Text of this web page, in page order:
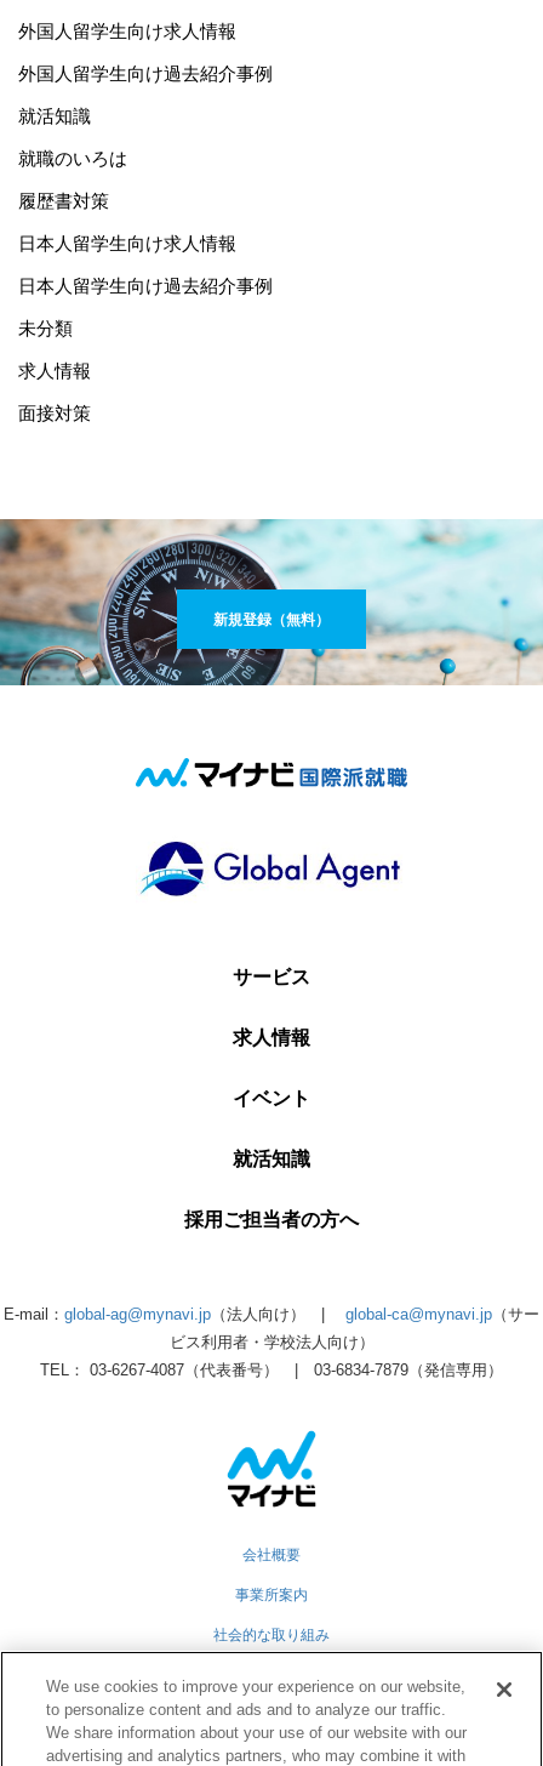
外国人留学生向け求人情報
外国人留学生向け過去紹介事例
就活知識
就職のいろは
履歴書対策
日本人留学生向け求人情報
日本人留学生向け過去紹介事例
未分類
求人情報
面接対策
新規登録（無料）
サービス
求人情報
イベント
就活知識
採用ご担当者の方へ
E-mail： global-ag@mynavi.jp （法人向け） | global-ca@mynavi.jp （サー
ビス利用者・学校法人向け）
TEL： 03-6267-4087（代表番号） | 03-6834-7879（発信専用）
会社概要
事業所案内
社会的な取り組み
グループ会社
個人情報保護方針
We use cookies to improve your experience on our website,
to personalize content and ads and to analyze our traffic.
We share information about your use of our website with our
advertising and analytics partners, who may combine it with